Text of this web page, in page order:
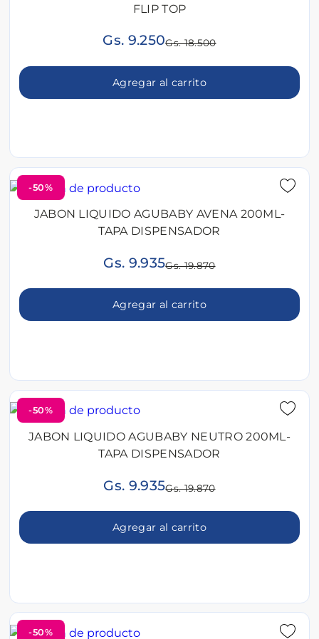
FLIP TOP
Gs. 9.250Gs. 18.500
Agregar al carrito
-50%
JABON LIQUIDO AGUBABY AVENA 200ML-
TAPA DISPENSADOR
Gs. 9.935Gs. 19.870
Agregar al carrito
-50%
JABON LIQUIDO AGUBABY NEUTRO 200ML-
TAPA DISPENSADOR
Gs. 9.935Gs. 19.870
Agregar al carrito
-50%